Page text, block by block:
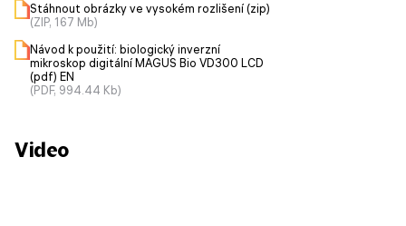
Stáhnout obrázky ve vysokém rozlišení (zip)
(ZIP, 167 Mb)
Návod k použití: biologický inverzní
mikroskop digitální MAGUS Bio VD300 LCD
(pdf) EN
(PDF, 994.44 Kb)
Video